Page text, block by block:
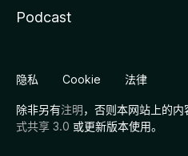
Podcast
隐私 Cookie 法律
除非另有注明，否则本网站上的内
式共享 3.0 或更新版本使用。